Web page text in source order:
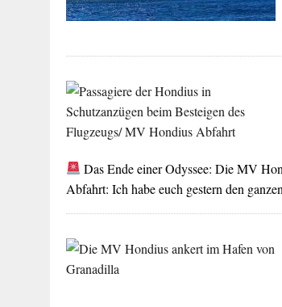
Das Ende einer Odyssee: Die MV
Abfahrt: Ich habe euch gestern den